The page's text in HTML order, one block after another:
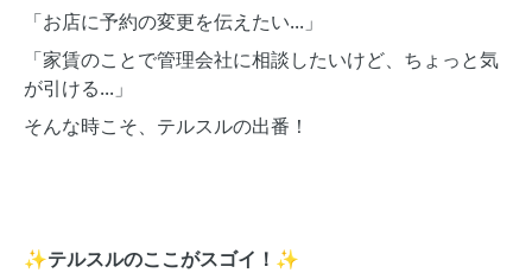
「お店に予約の変更を伝えたい...」
「家賃のことで管理会社に相談したいけど、ちょっと気
が引ける...」
そんな時こそ、テルスルの出番！
✨テルスルのここがスゴイ！✨